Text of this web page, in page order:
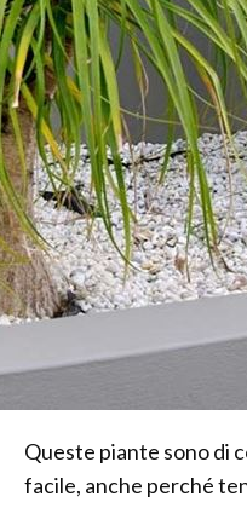
Queste piante sono di
facile, anche perché